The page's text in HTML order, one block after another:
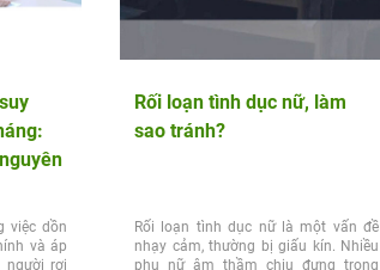
việc dồn
và áp
người rơi
Rối loạn tình dục nữ, làm
sao tránh?
Rối loạn tình dục nữ là một vấn đề
nhạy cảm, thường bị giấu kín. Nhiều
phụ nữ âm thầm chịu đựng trong